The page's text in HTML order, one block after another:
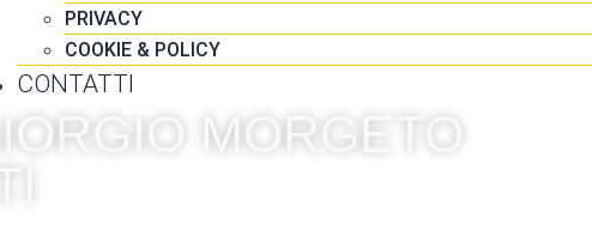
PRIVACY
COOKIE & POLICY
CONTATTI
MORGETO